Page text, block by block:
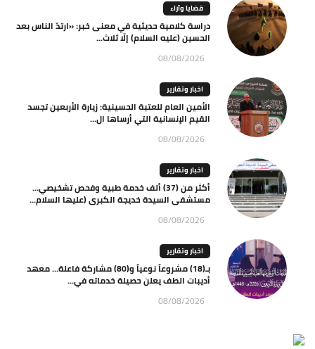
قضايا وآراء
دراسة كلامية حديثية في معنى خبر: «ارتدّ الناس بعد
الحسين (عليه السلام) إلّا ثلاث...
08/08/2026
اخبار وتقارير
الأمين العام للعتبة الحسينية: زيارة الأربعين تجسد
القيم الإنسانية التي أرساها ال...
08/08/2026
اخبار وتقارير
أكثر من (37) ألف خدمة طبية وفحص تشخيصي…
مستشفى السيدة خديجة الكبرى (عليها السلام...
08/08/2026
اخبار وتقارير
بـ(18) مشروعاً نوعياً و(80) مشاركة فاعلة… معهد
أديبات الطف يعلن حصيلة خدماته في...
08/08/2026